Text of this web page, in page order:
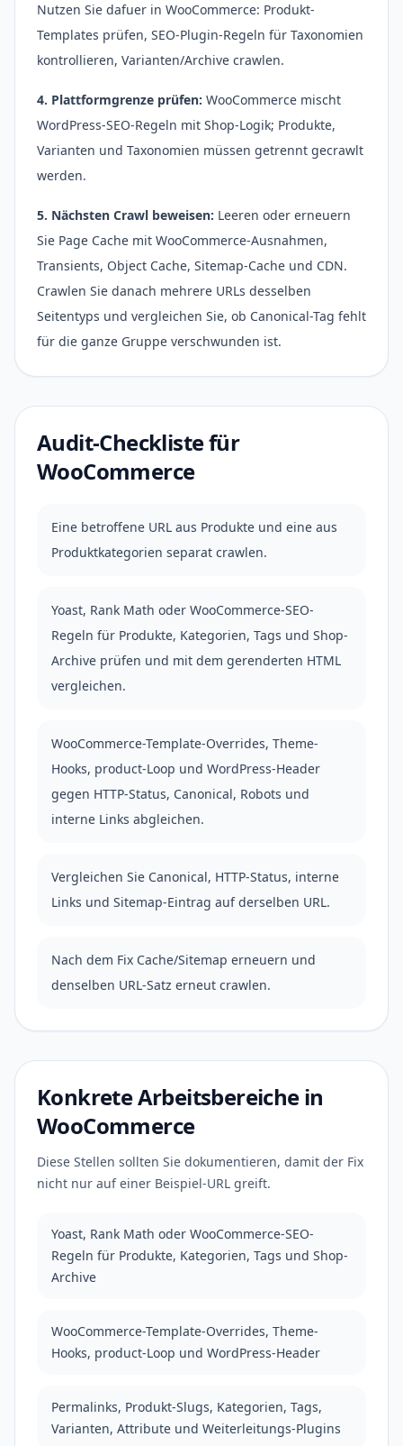
Nutzen Sie dafuer in WooCommerce: Produkt-
Templates prüfen, SEO-Plugin-Regeln für Taxonomien
kontrollieren, Varianten/Archive crawlen.
4. Plattformgrenze prüfen: WooCommerce mischt
WordPress-SEO-Regeln mit Shop-Logik; Produkte,
Varianten und Taxonomien müssen getrennt gecrawlt
werden.
5. Nächsten Crawl beweisen: Leeren oder erneuern
Sie Page Cache mit WooCommerce-Ausnahmen,
Transients, Object Cache, Sitemap-Cache und CDN.
Crawlen Sie danach mehrere URLs desselben
Seitentyps und vergleichen Sie, ob Canonical-Tag fehlt
für die ganze Gruppe verschwunden ist.
Audit-Checkliste für
WooCommerce
Eine betroffene URL aus Produkte und eine aus
Produktkategorien separat crawlen.
Yoast, Rank Math oder WooCommerce-SEO-
Regeln für Produkte, Kategorien, Tags und Shop-
Archive prüfen und mit dem gerenderten HTML
vergleichen.
WooCommerce-Template-Overrides, Theme-
Hooks, product-Loop und WordPress-Header
gegen HTTP-Status, Canonical, Robots und
interne Links abgleichen.
Vergleichen Sie Canonical, HTTP-Status, interne
Links und Sitemap-Eintrag auf derselben URL.
Nach dem Fix Cache/Sitemap erneuern und
denselben URL-Satz erneut crawlen.
Konkrete Arbeitsbereiche in
WooCommerce
Diese Stellen sollten Sie dokumentieren, damit der Fix
nicht nur auf einer Beispiel-URL greift.
Yoast, Rank Math oder WooCommerce-SEO-
Regeln für Produkte, Kategorien, Tags und Shop-
Archive
WooCommerce-Template-Overrides, Theme-
Hooks, product-Loop und WordPress-Header
Permalinks, Produkt-Slugs, Kategorien, Tags,
Varianten, Attribute und Weiterleitungs-Plugins